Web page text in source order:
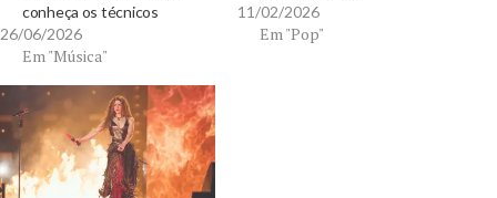
conheça os técnicos
26/06/2026
Em "Música"
11/02/2026
Em "Pop"